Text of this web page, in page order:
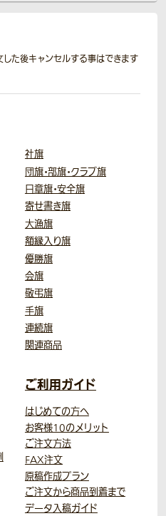
した後キャンセルする事はできます
社旗
団旗・部旗・クラブ旗
日章旗・安全旗
寄せ書き旗
大漁旗
額縁入り旗
優勝旗
会旗
敬弔旗
手旗
連続旗
関連商品
ご利用ガイド
はじめての方へ
お客様10のメリット
ご注文方法
FAX注文
原稿作成プラン
ご注文から商品到着まで
データ入稿ガイド